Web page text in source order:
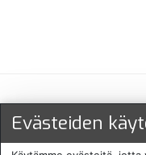
Evästeiden